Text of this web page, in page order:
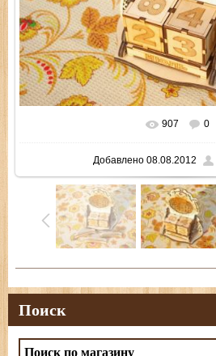
В реальном размере
907 0
Добавлено08.08.2012
Поиск